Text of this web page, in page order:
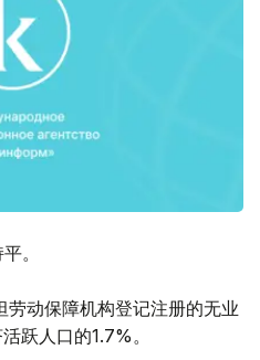
。
动保障机构登记注册的无业
跃人口的1.7%。